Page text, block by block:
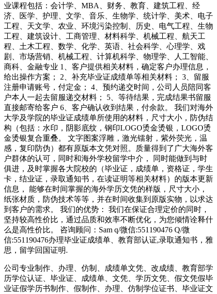
业课程包括：会计学、MBA、财务、教育、建筑工程、经
济、医学、护理、文学、音乐、生物学、统计学、美术、电子
工程、天文学、农业、环境污染控制、历史、电气工程、生物
工程、建筑设计、工商管理、材料科学、机械工程、航天工
程、土木工程、数学、化学、英语、社会科学、心理学、戏
剧、市场营销、机械工程、计算机科学、物理学、人工智能、
商科、金融专业 1、客户提供相关材料，确定客户办理信息，
给出操作方案； 2、补充毕业证成绩单等相关材料； 3、留服
注册申请账号，付定金； 4、预约递交时间，公司人员陪同客
户本人一起去留服递交材料； 5、等待结果，完成结果书留服
直接邮寄给客户 6、客户确认收到结果，付余款。 我们对海外
大学及学院的毕业证成绩单所使用的材料，尺寸大小，防伪结
构（包括：水印，阴影底纹，钢印LOGO烫金烫银，LOGO烫
金烫银复合重叠。 文字图案浮雕，激光镭射，紫外荧光，温
感，复印防伪）都有原版本文凭对照。质量得到了广大海外客
户群体的认可，同时和海外学校留学中介， 同时能做到与时
俱进，及时掌握各大院校的（毕业证，成绩单，资格证，学生
卡，结业证，录取通知书，在读证明等相关材料）的版本更新
信息， 能够在时间掌握的海外学历文凭的样版，尺寸大小，
纸张材质，防伪技术等等，并在时间收集到原版实物，以求达
到客户的需求。 我们的优势： 我们在保证合理定价的同时，
坚持较高性价比，通过品质和效率不断优化，为您倾情诠释什
么是高性价比。 咨询顾问：Sam q/微信:551190476 Q/微
信:551190476办理毕业证成绩单、教育部认证,录取通知书，雅
思，留学回国证明.
公司专业制作、办理、仿制、成绩单文凭、改成绩、教育部学
历学位认证、毕业证、成绩单、文凭、学历文凭、假文凭假毕
业证假学历书制作、假制作、办理、仿制学位证书、毕业证文